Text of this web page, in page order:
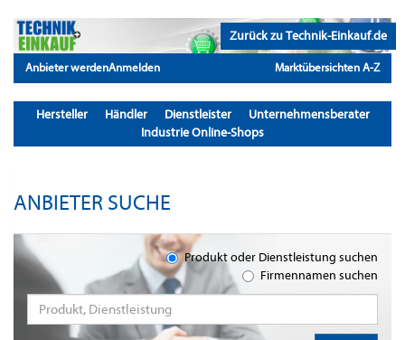
Zurück zu Technik-Einkauf.de
Anbieter werdenAnmelden Marktübersichten A-Z
Hersteller Händler Dienstleister
Unternehmensberater
Industrie Online-Shops
ANBIETER SUCHE
Produkt oder Dienstleistung suchen
Firmennamen suchen